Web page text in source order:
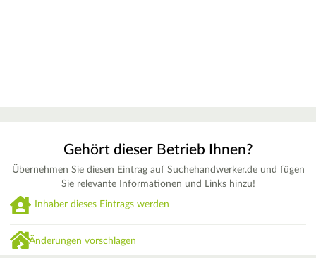
Gehört dieser Betrieb Ihnen?
Übernehmen Sie diesen Eintrag auf Suchehandwerker.de und fügen
Sie relevante Informationen und Links hinzu!
Inhaber dieses Eintrags werden
Änderungen vorschlagen